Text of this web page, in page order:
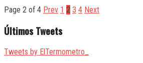
Page 2 of 4 Prev 1 2 3 4 Next
Últimos Tweets
Tweets by ElTermometro_